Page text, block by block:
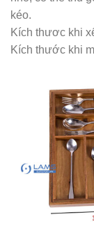
kéo.
Kích thươc khi
Kích thước khi